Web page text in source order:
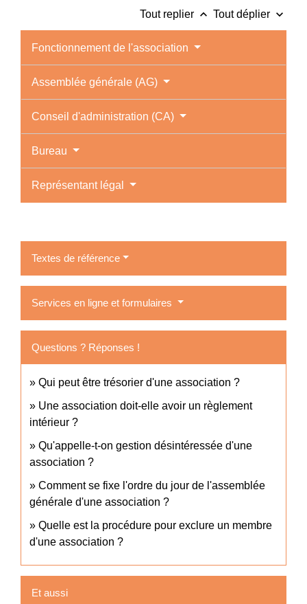
Tout replier keyboard_arrow_up Tout déplier keyboard_arrow_down
Fonctionnement de l'association
Assemblée générale (AG)
Conseil d'administration (CA)
Bureau
Représentant légal
Textes de référence
Services en ligne et formulaires
Questions ? Réponses !
Qui peut être trésorier d'une association ?
Une association doit-elle avoir un règlement
intérieur ?
Qu'appelle-t-on gestion désintéressée d'une
association ?
Comment se fixe l'ordre du jour de l'assemblée
générale d'une association ?
Quelle est la procédure pour exclure un membre
d'une association ?
Et aussi